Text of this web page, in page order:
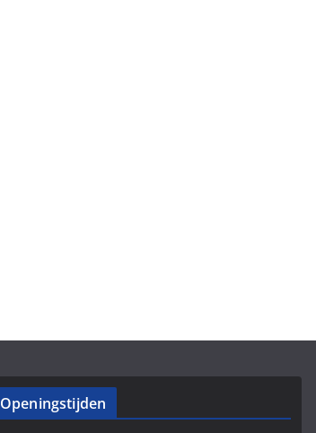
Openingstijden